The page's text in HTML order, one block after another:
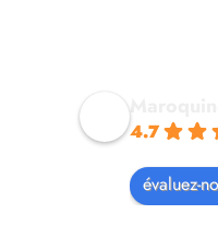
4.7
powered
évaluez-